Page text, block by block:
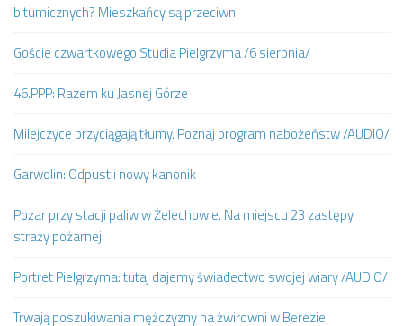
bitumicznych? Mieszkańcy są przeciwni
Goście czwartkowego Studia Pielgrzyma /6 sierpnia/
46.PPP: Razem ku Jasnej Górze
Milejczyce przyciągają tłumy. Poznaj program nabożeństw /AUDIO/
Garwolin: Odpust i nowy kanonik
Pożar przy stacji paliw w Żelechowie. Na miejscu 23 zastępy
straży pożarnej
Portret Pielgrzyma: tutaj dajemy świadectwo swojej wiary /AUDIO/
Trwają poszukiwania mężczyzny na żwirowni w Berezie